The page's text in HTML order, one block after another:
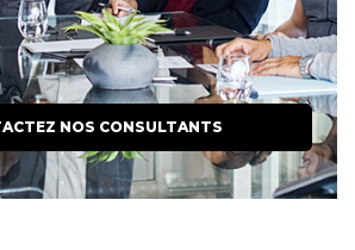
NOS CONSULTANTS